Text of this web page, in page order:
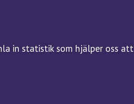
in statistik som hjälper oss att